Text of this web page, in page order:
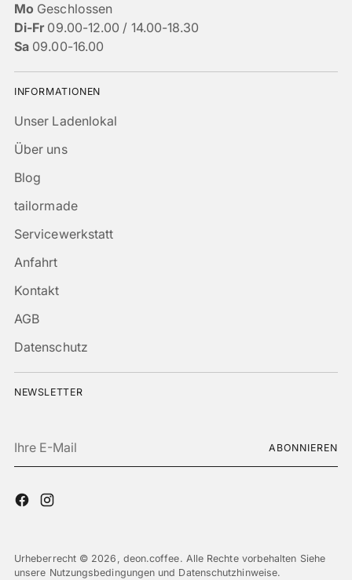
Mo Geschlossen
Di-Fr09.00-12.00 / 14.00-18.30
Sa 09.00-16.00
INFORMATIONEN
Unser Ladenlokal
Über uns
Blog
tailormade
Servicewerkstatt
Anfahrt
Kontakt
AGB
Datenschutz
NEWSLETTER
E-
ABONNIEREN
Urheberrecht © 2026, deon.coffee. Alle Rechte vorbehalten Siehe
unsere Nutzungsbedingungen und Datenschutzhinweise.